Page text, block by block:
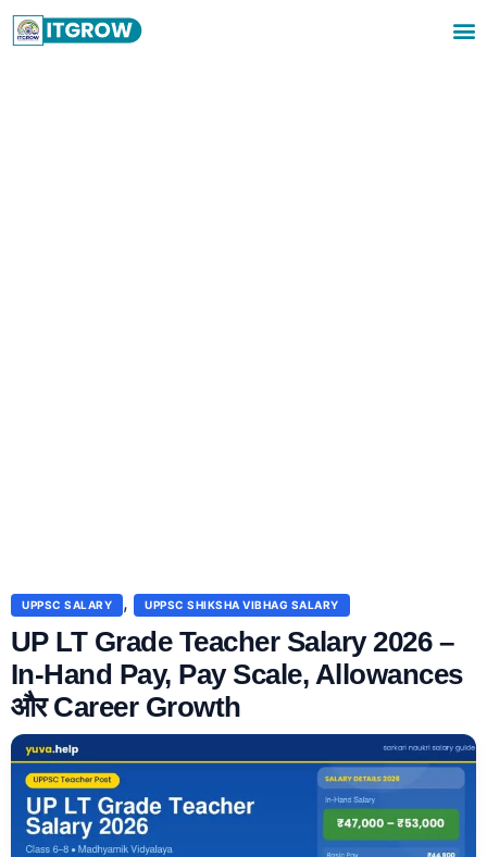
UPPSC SALARY , UPPSC SHIKSHA VIBHAG SALARY
UP LT Grade Teacher Salary 2026 –
In-Hand Pay, Pay Scale, Allowances
और Career Growth